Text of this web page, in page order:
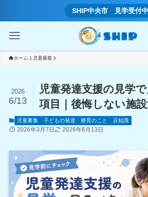
SHIP中央市 見学受付
ホーム 児童募集
児童発達支援の見学
項目｜後悔しない施
2026
6/13
児童募集 子どもの発達 療育のこと 豆知識
2026年3月7日 2026年6月13日